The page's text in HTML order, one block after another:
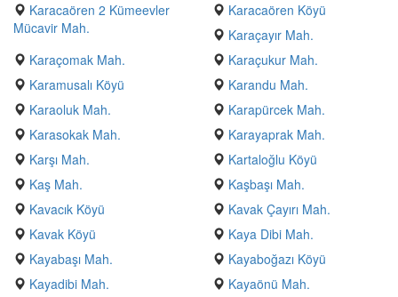
Karacaören 2 Kümeevler
Mücavir Mah.
Karacaören Köyü
Karaçayır Mah.
Karaçomak Mah.
Karaçukur Mah.
Karamusalı Köyü
Karandu Mah.
Karaoluk Mah.
Karapürcek Mah.
Karasokak Mah.
Karayaprak Mah.
Karşı Mah.
Kartaloğlu Köyü
Kaş Mah.
Kaşbaşı Mah.
Kavacık Köyü
Kavak Çayırı Mah.
Kavak Köyü
Kaya Dibi Mah.
Kayabaşı Mah.
Kayaboğazı Köyü
Kayadibi Mah.
Kayaönü Mah.